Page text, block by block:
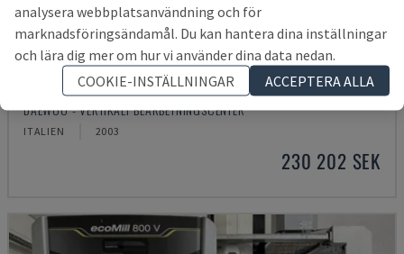
MYNX 550
DAEWOO - VERTIKALT BEARBETNINGSCENTER
ITALIEN 2003
230 202 SEK
analysera webbplatsanvändning och för
marknadsföringsändamål. Du kan hantera dina inställningar
och lära dig mer om hur vi använder dina data nedan.
COOKIE-INSTÄLLNINGAR
ACCEPTERA ALLA